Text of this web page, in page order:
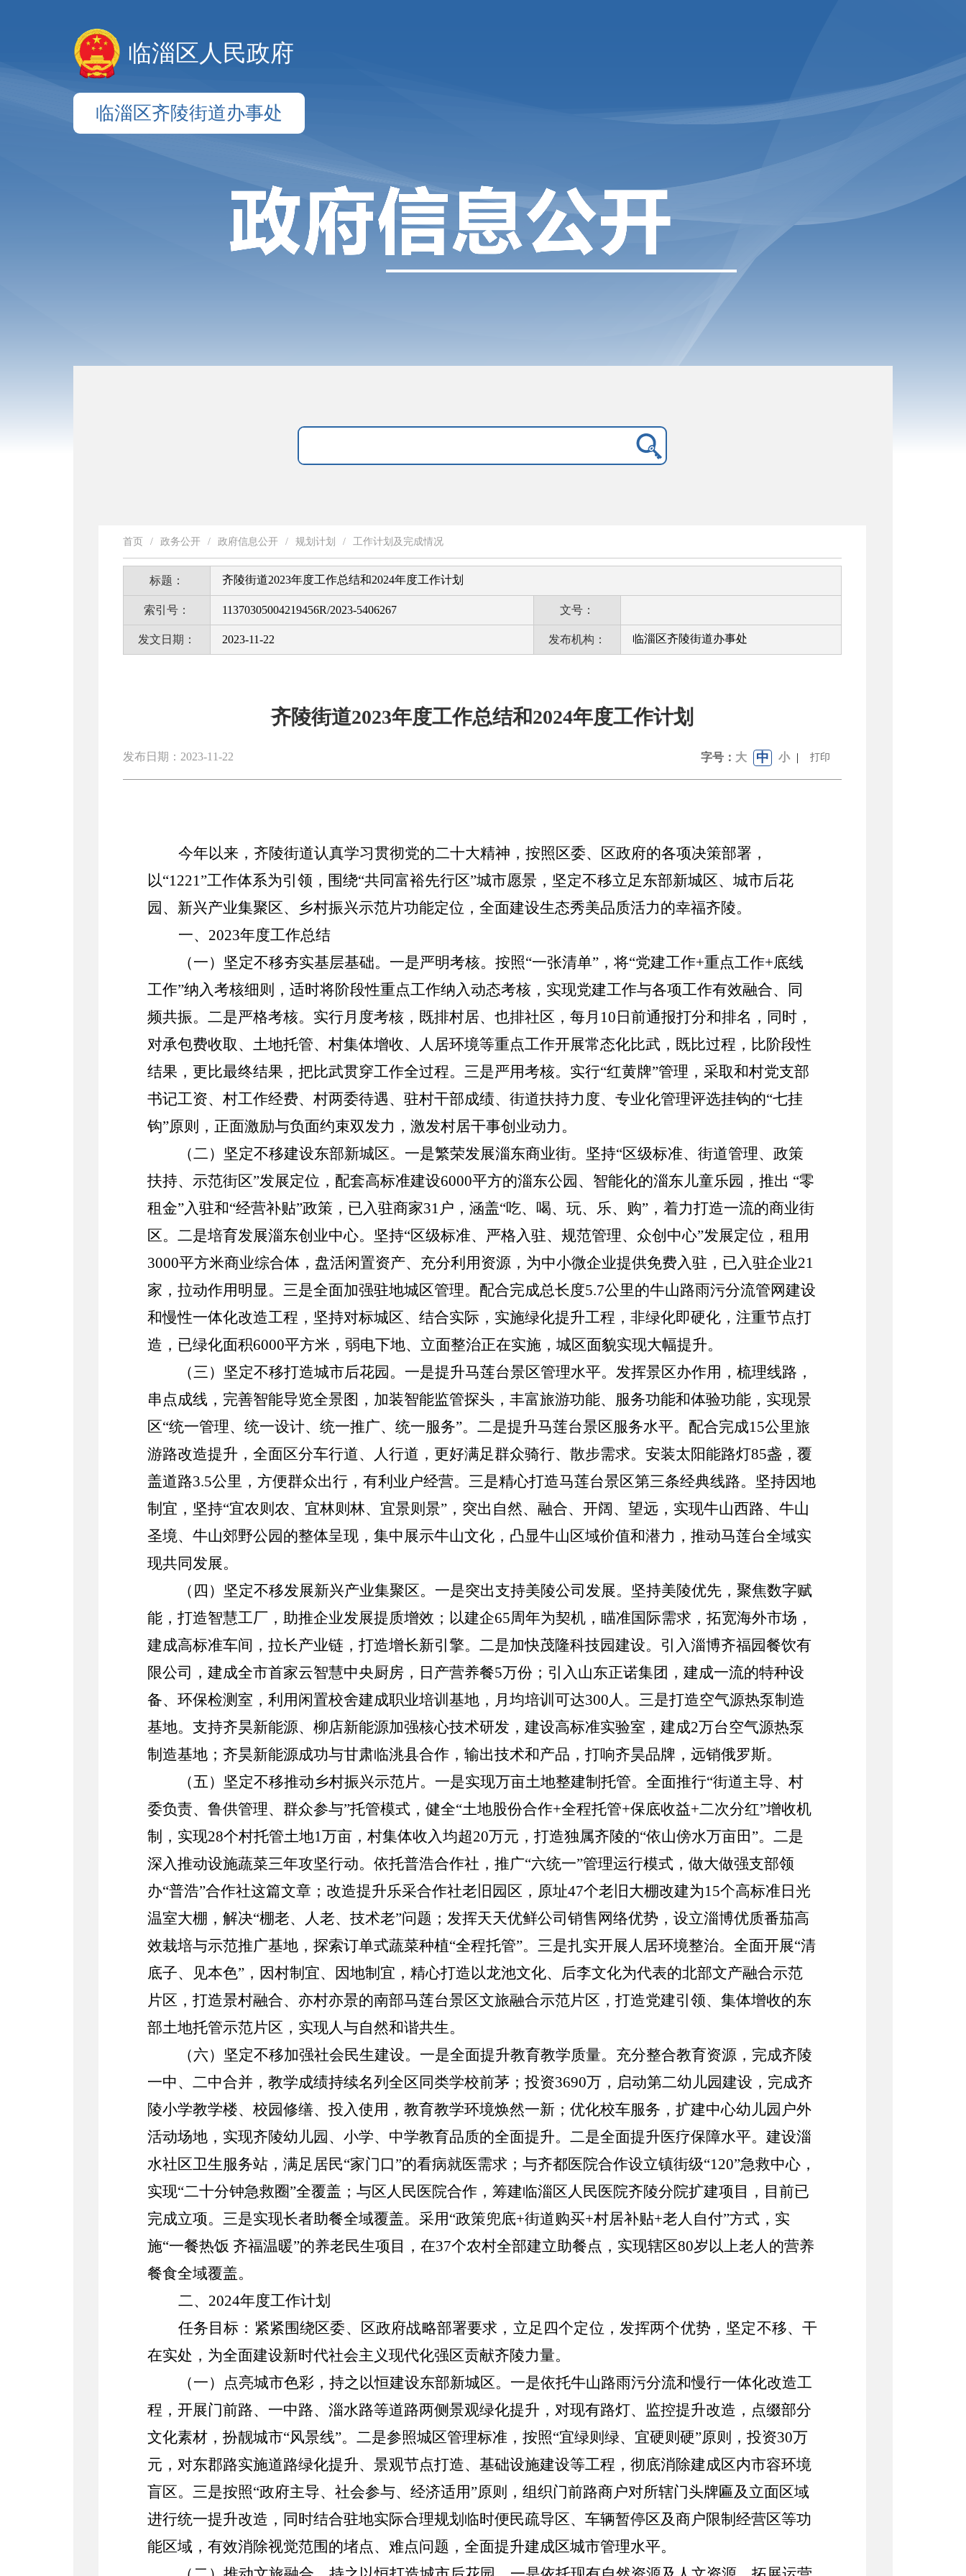
临淄区人民政府
临淄区齐陵街道办事处
首页 / 政务公开 / 政府信息公开 / 规划计划 / 工作计划及完成情况
标题： 齐陵街道2023年度工作总结和2024年度工作计划
索引号： 11370305004219456R/2023-5406267 文号：
发文日期： 2023-11-22 发布机构： 临淄区齐陵街道办事处
齐陵街道2023年度工作总结和2024年度工作计划
发布日期：2023-11-22 字号： 大 中 小 | 打印
今年以来，齐陵街道认真学习贯彻党的二十大精神，按照区委、区政府的各项决策部署，
以“1221”工作体系为引领，围绕“共同富裕先行区”城市愿景，坚定不移立足东部新城区、城市后花
园、新兴产业集聚区、乡村振兴示范片功能定位，全面建设生态秀美品质活力的幸福齐陵。
一、 2023年度工作总结
（一）坚定不移夯实基层基础。 一是严明考核。按照“一张清单”，将“党建工作+重点工作+底线
工作”纳入考核细则，适时将阶段性重点工作纳入动态考核，实现党建工作与各项工作有效融合、同
频共振。 二是严格考核。实行月度考核，既排村居、也排社区，每月 10 日前通报打分和排名 ， 同时，
对承包费收取、土地托管、村集体增收、人居环境等重点工作开展常态化比武，既比过程，比阶段性
结果，更比最终结果，把比武贯穿工作全过程。 三是严用考核。实行“红黄牌”管理，采取和村党支部
书记工资、村工作经费、村两委待遇、驻村干部成绩、街道扶持力度、专业化管理评选挂钩的“七挂
钩”原则，正面激励与负面约束双发力，激发村居干事创业动力。
（二） 坚定不移建设东部新城区。 一是繁荣发展淄东商业街。坚持“区级标准、街道管理、政策
扶持、示范街区”发展定位，配套高标准建设6000平方的淄东公园、智能化的淄东儿童乐园，推出 “零
租金”入驻和“经营补贴”政策，已入驻商家31户，涵盖“吃、喝、玩、乐、购”，着力打造一流的商业街
区。二是培育发展淄东创业中心。坚持“区级标准、严格入驻、规范管理、众创中心”发展定位，租用
3000平方米商业综合体，盘活闲置资产、充分利用资源，为中小微企业提供免费入驻，已入驻企业21
家 ，拉动作用明显。 三是全面加强驻地城区管理。配合完成总长度5.7公里的牛山路雨污分流管网建设
和慢性一体化改造工程，坚持对标城区、结合实际，实施绿化提升工程，非绿化即硬化，注重节点打
造，已绿化面积6000平方米，弱电下地、立面整治正在实施，城区面貌实现大幅提升。
（三）坚定不移打造城市后花园。 一是提升马莲台景区管理水平。发挥景区办作用，梳理线路，
串点成线，完善智能导览全景图，加装智能监管探头，丰富旅游功能、服务功能和体验功能，实现景
区“统一管理、统一设计、统一推广、统一服务”。二是提升马莲台景区服务水平。配合完成15公里旅
游路改造提升，全面区分车行道、人行道，更好满足群众骑行、散步需求。安装太阳能路灯85盏，覆
盖道路3.5公里，方便群众出行，有利业户经营。三是精心打造马莲台景区第三条经典线路。坚持因地
制宜，坚持“宜农则农、宜林则林、宜景则景”，突出自然、融合、开阔、望远，实现牛山西路、牛山
圣境、牛山郊野公园的整体呈现 ， 集中展示牛山文化 ，凸显牛山区域价值和潜力，推动马莲台全域实
现共同发展。
（ 四 ）坚定不移发展新兴产业集聚区。 一是突出支持美陵公司发展。坚持美陵优先，聚焦数字赋
能，打造智慧工厂，助推企业发展提质增效；以建企65周年为契机，瞄准国际需求，拓宽海外市场，
建成高标准车间，拉长产业链，打造增长新引擎。 二是加快茂隆科技园建设。引入淄博齐福园餐饮有
限公司，建成全市首家云智慧中央厨房，日产营养餐5万份 ； 引入山东正诺集团，建成一流的特种设
备、环保检测室，利用闲置校舍建成职业培训基地，月均培训可达300人。三是打造空气源热泵制造
基地。支持齐昊新能源、柳店新能源加强核心技术研发，建设高标准实验室，建成2万台空气源热泵
制造基地 ； 齐昊新能源成功与甘肃临洮县合作，输出技术和产品，打响齐昊品牌，远销俄罗斯。
（五）坚定不移推动乡村振兴示范片。 一是实现万亩土地整建制托管。全面推行“街道主导、村
委负责、鲁供管理、群众参与”托管模式，健全“土地股份合作+全程托管+保底收益+二次分红”增收机
制，实现28个村托管土地1万亩，村集体收入均超20万元，打造独属齐陵的“依山傍水万亩田”。 二是
深入推动设施蔬菜三年攻坚行动。依托普浩合作社，推广“六统一”管理运行模式， 做大做强支部领
办“普浩”合作社这篇文章 ；改造提升乐采合作社老旧园区，原址47个老旧大棚改建为15个高标准日光
温室大棚， 解决“棚老、人老、技术老”问题 ；发挥天天优鲜公司销售网络优势，设立淄博优质番茄高
效栽培与示范推广基地，探索订单式蔬菜种植“全程托管”。三是扎实开展人居环境整治。全面开展“清
底子、见本色”，因村制宜、因地制宜，精心打造以龙池文化、后李文化为代表的北部文产融合示范
片区，打造景村融合、亦村亦景的南部马莲台景区文旅融合示范片区， 打造党建引领、集体增收的东
部土地托管示范片区 ， 实现人与自然和谐共生。
（六）坚定不移加强社会民生建设。 一是全面提升教育教学质量。充分整合教育资源，完成齐陵
一中、二中合并，教学成绩持续名列全区同类学校前茅 ； 投资3690万，启动第二幼儿园建设，完成齐
陵小学教学楼、校园修缮、投入使用，教育教学环境焕然一新 ； 优化校车服务，扩建中心幼儿园户外
活动场地，实现齐陵幼儿园 、小学、 中学教育品质的全面提升。二是全面提升医疗保障水平。建设淄
水社区卫生服务站，满足居民“家门口”的看病就医需求； 与齐都医院合作设立镇街级“120”急救中心，
实现“二十分钟急救圈”全覆盖；与区人民医院合作，筹建临淄区人民医院齐陵分院扩建项目，目前已
完成立项。 三是实现长者助餐全域覆盖。采用“政策兜底+街道购买+村居补贴+老人自付”方式，实
施“一餐热饭 齐福温暖”的养老民生项目，在37个农村全部建立助餐点， 实现辖区80岁以上老人的营养
餐食全域覆盖。
二、 2024年度工作计划
任务目标：紧紧围绕区委、区政府战略部署要求， 立足 四个定位 ， 发挥两个优势， 坚定不移、干
在实处， 为全面建设新时代社会主义现代化强区贡献齐陵力量。
（一）点亮城市色彩，持之以恒建设东部新城区。 一是依托牛山路雨污分流和慢行一体化改造工
程，开展门前路、一中路、淄水路等道路两侧景观绿化提升， 对现有路灯、监控提升改造，点缀部分
文化素材，扮靓城市“风景线”。 二是参照城区管理标准，按照“宜绿则绿、宜硬则硬”原则， 投资30万
元， 对东郡路实施道路绿化提升、景观节点打造、基础设施建设等工程，彻底消除建成区内市容环境
盲区。 三是按照“政府主导、社会参与、经济适用”原则，组织门前路商户对所辖门头牌匾及立面区域
进行统一提升改造，同时结合驻地实际合理规划临时便民疏导区、车辆暂停区及商户限制经营区等功
能区域，有效消除视觉范围的堵点、难点问题，全面提升建成区城市管理水平。